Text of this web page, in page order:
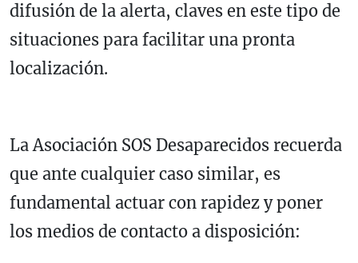
difusión de la alerta, claves en este tipo de
situaciones para facilitar una pronta
localización.
La Asociación SOS Desaparecidos recuerda
que ante cualquier caso similar, es
fundamental actuar con rapidez y poner
los medios de contacto a disposición: